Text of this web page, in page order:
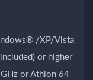
/XP/Vista
or higher
or Athlon 64